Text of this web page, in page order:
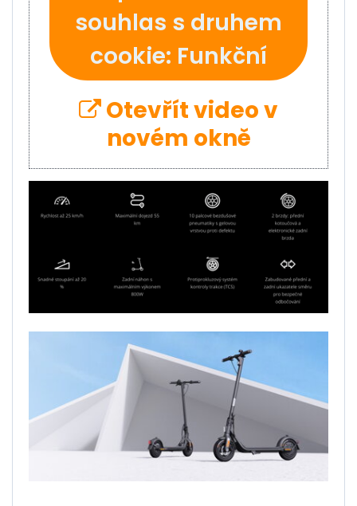
souhlas s druhem
cookie: Funkční
Otevřít video v
novém okně